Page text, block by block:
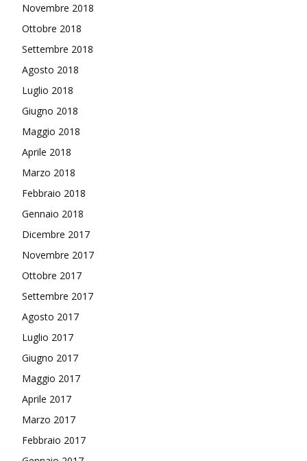
Novembre 2018
Ottobre 2018
Settembre 2018
Agosto 2018
Luglio 2018
Giugno 2018
Maggio 2018
Aprile 2018
Marzo 2018
Febbraio 2018
Gennaio 2018
Dicembre 2017
Novembre 2017
Ottobre 2017
Settembre 2017
Agosto 2017
Luglio 2017
Giugno 2017
Maggio 2017
Aprile 2017
Marzo 2017
Febbraio 2017